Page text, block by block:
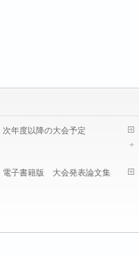
次年度以降の大会予定
電子書籍版 大会発表論文集